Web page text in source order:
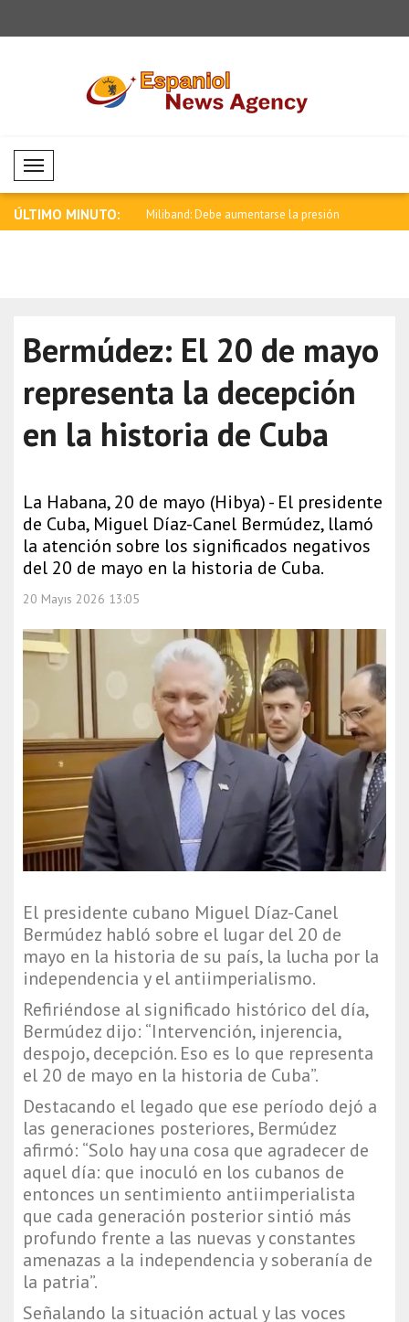
Mobil Menü
ÚLTIMO MINUTO:
reunió con Kemal Okuyan Miliband: Debe aumentarse la presión
Bermúdez: El 20 de mayo
representa la decepción
en la historia de Cuba
La Habana, 20 de mayo (Hibya) - El presidente
de Cuba, Miguel Díaz-Canel Bermúdez, llamó
la atención sobre los significados negativos
del 20 de mayo en la historia de Cuba.
20 Mayıs 2026 13:05
El presidente cubano Miguel Díaz-Canel
Bermúdez habló sobre el lugar del 20 de
mayo en la historia de su país, la lucha por la
independencia y el antiimperialismo.
Refiriéndose al significado histórico del día,
Bermúdez dijo: “Intervención, injerencia,
despojo, decepción. Eso es lo que representa
el 20 de mayo en la historia de Cuba”.
Destacando el legado que ese período dejó a
las generaciones posteriores, Bermúdez
afirmó: “Solo hay una cosa que agradecer de
aquel día: que inoculó en los cubanos de
entonces un sentimiento antiimperialista
que cada generación posterior sintió más
profundo frente a las nuevas y constantes
amenazas a la independencia y soberanía de
la patria”.
Señalando la situación actual y las voces